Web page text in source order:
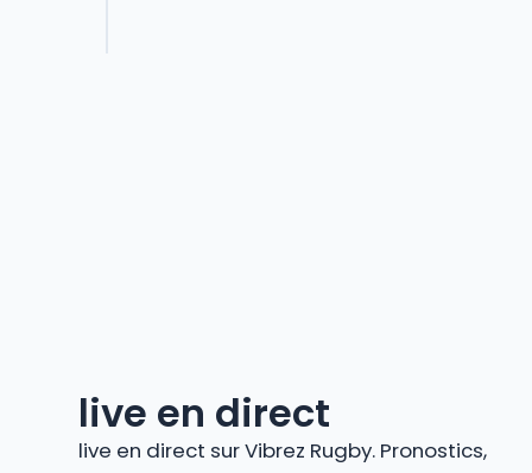
live en direct
live en direct sur Vibrez Rugby. Pronostics,